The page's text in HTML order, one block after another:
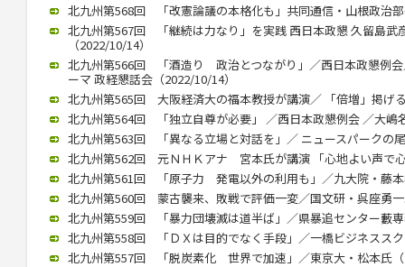
北九州第568回 「改憲論議の本格化も」共同通信・山根政治
北九州第567回 「継続は力なり」を実践 西日本政懇 久留島
（2022/10/14）
北九州第566回 「酒造り 政治とつながり」／西日本政懇例会
ーマ 政経懇話会（2022/10/14）
北九州第565回 大阪経済大の福本教授が講演／ 「倍増」掲
北九州第564回 「独立自尊が必要」 ／西日本政懇例会 ／大嶋
北九州第563回 「異なる立場と対話を」／ ニュースパークの
北九州第562回 元ＮＨＫアナ 宮本氏が講演 「心地よい声で
北九州第561回 「原子力 発電以外の利用も」／九大院・藤
北九州第560回 蒙古襲来、敗戦で評価一変／国文研・呉座勇
北九州第559回 「暴力団壊滅は道半ば」／県暴追センター藪
北九州第558回 「ＤＸは目的でなく手段」／一橋ビジネスス
北九州第557回 「脱炭素化 世界で加速」／東京大・松本氏